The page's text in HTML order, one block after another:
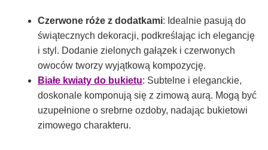
Czerwone róże z dodatkami: Idealnie pasują do
świątecznych dekoracji, podkreślając ich elegancję
i styl. Dodanie zielonych gałązek i czerwonych
owoców tworzy wyjątkową kompozycję.
Białe kwiaty do bukietu: Subtelne i eleganckie,
doskonale komponują się z zimową aurą. Mogą być
uzupełnione o srebrne ozdoby, nadając bukietowi
zimowego charakteru.